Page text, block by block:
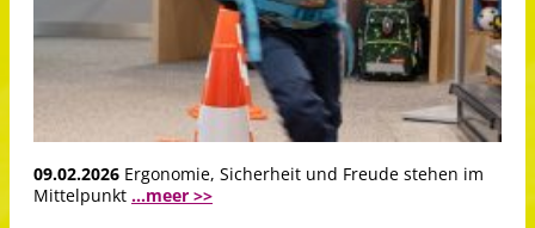
09.02.2026 Ergonomie, Sicherheit und Freude stehen im
Mittelpunkt ...meer >>